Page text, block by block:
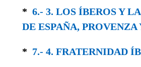
* 6.- 3. LOS ÍBEROS Y
DE ESPAÑA,
* 7.- 4. FRATERNIDAD